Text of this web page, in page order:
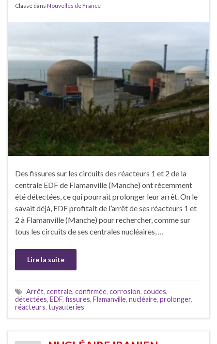
Classé dans Nouvelles de France
Des fissures sur les circuits des réacteurs 1 et 2 de la
centrale EDF de Flamanville (Manche) ont récemment
été détectées, ce qui pourrait prolonger leur arrêt. On le
savait déjà, EDF profitait de l’arrêt de ses réacteurs 1 et
2 à Flamanville (Manche) pour rechercher, comme sur
tous les circuits de ses centrales nucléaires, …
Lire la suite
Arrêt, centrale, confirmée, corrosion, coudes,
détectées, EDF, fissures, Flamanville, nucléaire, prolonger,
réacteurs, tuyauteries